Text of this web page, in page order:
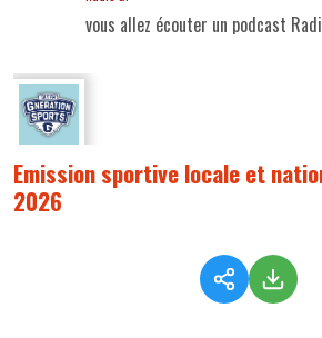
vous allez écouter un podcast
Emission sportive locale et
2026